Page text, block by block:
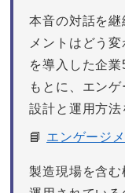
本音の対話を
メントはどう
を導入した企
もとに、エン
設計と運用方法
📘 エンゲージ
製造現場を含